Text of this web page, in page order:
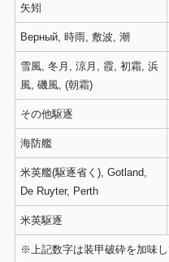
矢矧
Верный, 時雨, 敷波, 潮
雪風, 冬月, 涼月, 霞, 初霜, 浜
風, 磯風, (朝霜)
その他駆逐
海防艦
米英艦(駆逐省く), Gotland,
De Ruyter, Perth
米英駆逐
※上記数字は装甲破砕を加味